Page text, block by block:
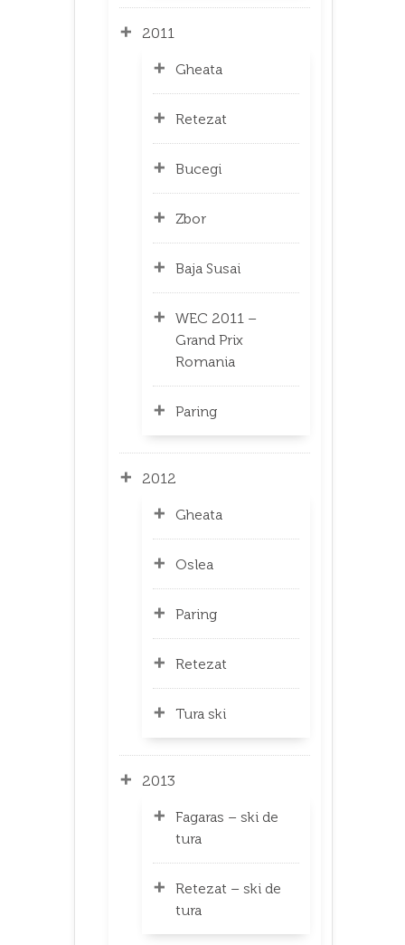
2011
Gheata
Retezat
Bucegi
Zbor
Baja Susai
WEC 2011 –
Grand Prix
Romania
Paring
2012
Gheata
Oslea
Paring
Retezat
Tura ski
2013
Fagaras – ski de
tura
Retezat – ski de
tura